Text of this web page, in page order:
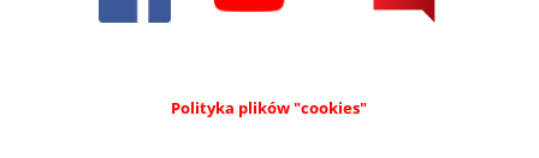
Polityka plików "cookies"